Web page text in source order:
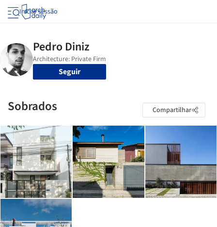
Iniciar sessão
Seguir
Sobrados Compartilhar